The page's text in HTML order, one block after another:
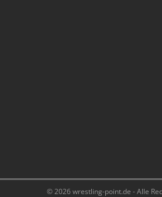
© 2026 wrestling-point.de - Alle